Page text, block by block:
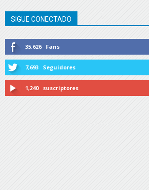
SIGUE CONECTADO
35,626 Fans
7,693 Seguidores
1,240 suscriptores